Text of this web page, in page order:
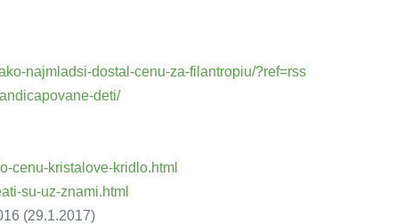
najmladsi-dostal-cenu-za-filantropiu/?ref=rss
deti/
cenu-kristalove-kridlo.html
su-uz-znami.html
(29.1.2017)